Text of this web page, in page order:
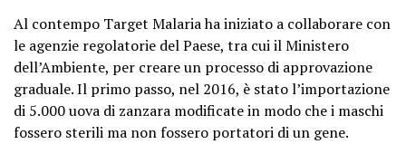
Al contempo Target Malaria ha iniziato a collaborare con
le agenzie regolatorie del Paese, tra cui il Ministero
dell’Ambiente, per creare un processo di approvazione
graduale. Il primo passo, nel 2016, è stato l’importazione
di 5.000 uova di zanzara modificate in modo che i maschi
fossero sterili ma non fossero portatori di un gene.